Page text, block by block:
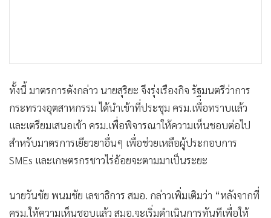
ทั้งนี้ มาตรการดังกล่าว นายสุริยะ จึงรุ่งเรืองกิจ รัฐมนตรีว่าการ
กระทรวงอุตสาหกรรม ได้นำเข้าที่ประชุม ครม.เพื่อทราบแล้ว
และเตรียมเสนอเข้า ครม.เพื่อพิจารณาให้ความเห็นชอบต่อไป
สำหรับมาตรการเยียวยาอื่นๆ เพื่อช่วยเหลือผู้ประกอบการ
SMEs และเกษตรกรชาวไร่อ้อยจะตามมาเป็นระยะ
นายวันชัย พนมชัย เลขาธิการ สมอ. กล่าวเพิ่มเติมว่า “หลังจากที่
ครม.ให้ความเห็นชอบแล้ว สมอ.จะเริ่มดำเนินการทันทีเพื่อให้